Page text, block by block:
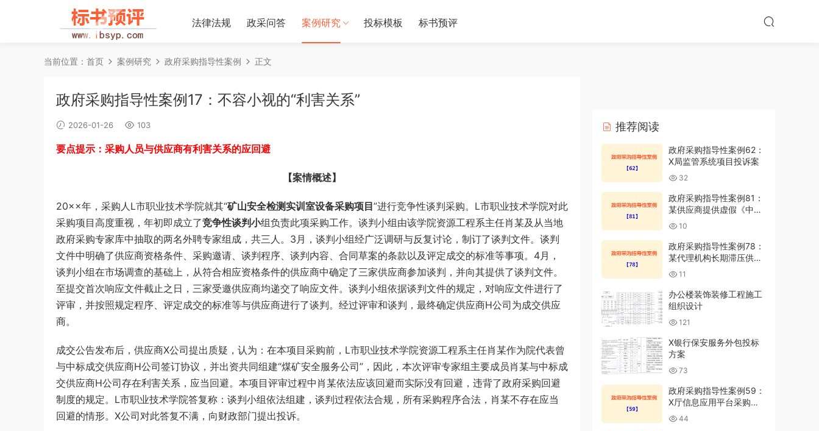
法律法规 政采问答 案例研究 投标模板 标书预评
当前位置： 首页 案例研究 政府采购指导性案例 正文
政府采购指导性案例17：不容小视的“利害关系”
2026-01-26 103
要点提示：采购人员与供应商有利害关系的应回避
【案情概述】
20××年，采购人L市职业技术学院就其“矿山安全检测实训室设备采购项目”进行竞争性谈判采购。L市职业技术学院对此
采购项目高度重视，年初即成立了竞争性谈判小组负责此项采购工作。谈判小组由该学院资源工程系主任肖某及从当地
政府采购专家库中抽取的两名外聘专家组成，共三人。3月，谈判小组经广泛调研与反复讨论，制订了谈判文件。谈判
文件中明确了供应商资格条件、采购邀请、谈判程序、谈判内容、合同草案的条款以及评定成交的标准等事项。4月，
谈判小组在市场调查的基础上，从符合相应资格条件的供应商中确定了三家供应商参加谈判，并向其提供了谈判文件。
至提交首次响应文件截止之日，三家受邀供应商均递交了响应文件。谈判小组依据谈判文件的规定，对响应文件进行了
评审，并按照规定程序、评定成交的标准等与供应商进行了谈判。经过评审和谈判，最终确定供应商H公司为成交供应
商。
成交公告发布后，供应商X公司提出质疑，认为：在本项目采购前，L市职业技术学院资源工程系主任肖某作为院代表曾
与中标成交供应商H公司签订协议，并出资共同组建“煤矿安全服务公司”，因此，本次评审专家组主要成员肖某与中标成
交供应商H公司存在利害关系，应当回避。本项目评审过程中肖某依法应该回避而实际没有回避，违背了政府采购回避
制度的规定。L市职业技术学院答复称：谈判小组依法组建，谈判过程依法合规，所有采购程序合法，肖某不存在应当
回避的情形。X公司对此答复不满，向财政部门提出投诉。
推荐阅读
政府采购指导性案例62：
X局监管系统项目投诉案
32
政府采购指导性案例81：
某供应商提供虚假《中小
企业声明函》
10
政府采购指导性案例78：
某代理机构长期滞压供应
商保证金
11
办公楼装饰装修工程施工
组织设计
121
X银行保安服务外包投标
方案
73
政府采购指导性案例59：
X厅信息应用平台采购项
目投诉案
44